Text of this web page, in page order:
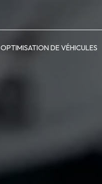
OPTIMISATION DE VÉHICULES